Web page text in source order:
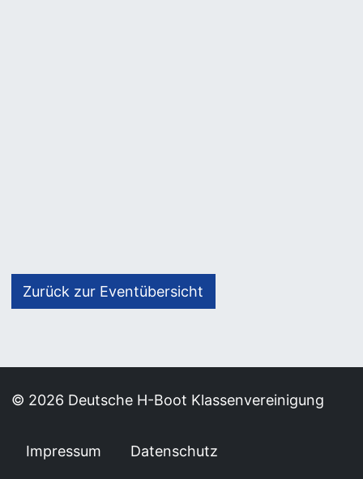
Zurück zur Eventübersicht
© 2026 Deutsche H-Boot Klassenvereinigung
Impressum Datenschutz